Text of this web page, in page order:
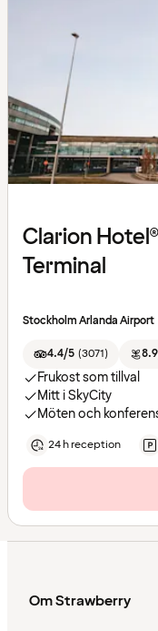
Clarion
Terminal
Stockholm Arlanda Airport
4.4/5 (3071)
Frukost som tillval
Mitt i SkyCity
Möten och
24 h reception
Om Strawberry